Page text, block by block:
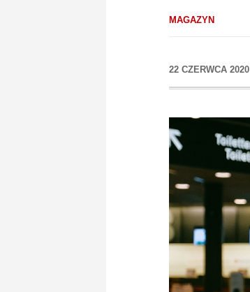
MAGAZYN
22 CZERWCA 2020